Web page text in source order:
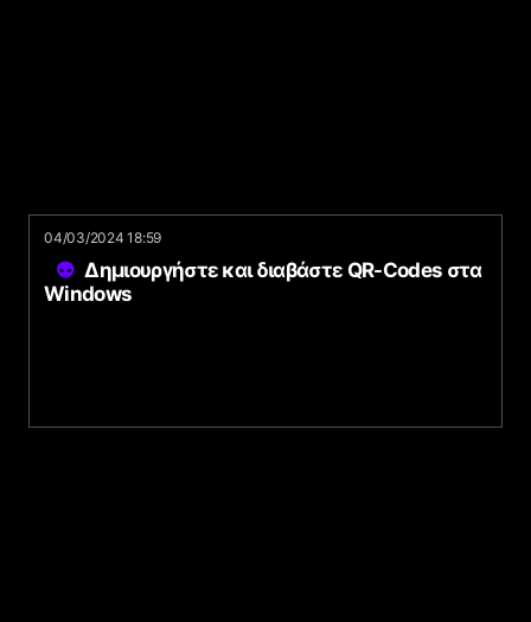
04/03/2024 18:59
Δημιουργήστε και διαβάστε QR-Codes στα
Windows